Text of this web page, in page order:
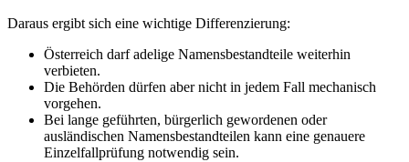
Daraus ergibt sich eine wichtige Differenzierung:
Österreich darf adelige Namensbestandteile weiterhin
verbieten.
Die Behörden dürfen aber nicht in jedem Fall mechanisch
vorgehen.
Bei lange geführten, bürgerlich gewordenen oder
ausländischen Namensbestandteilen kann eine genauere
Einzelfallprüfung notwendig sein.